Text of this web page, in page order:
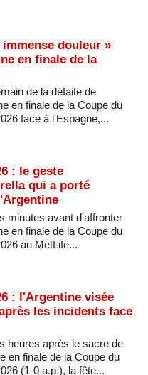
douleur »
en finale de la
de la défaite de
en finale de la Coupe du
face à l'Espagne,...
: le geste
qui a porté
minutes avant d'affronter
en finale de la Coupe du
au MetLife...
: l'Argentine visée
les incidents face
heures après le sacre de
en finale de la Coupe du
(1-0 a.p.), la fête...